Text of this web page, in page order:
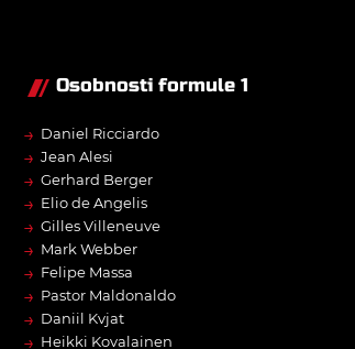
Osobnosti formule 1
→ Daniel Ricciardo
→ Jean Alesi
→ Gerhard Berger
→ Elio de Angelis
→ Gilles Villeneuve
→ Mark Webber
→ Felipe Massa
→ Pastor Maldonaldo
→ Daniil Kvjat
→ Heikki Kovalainen